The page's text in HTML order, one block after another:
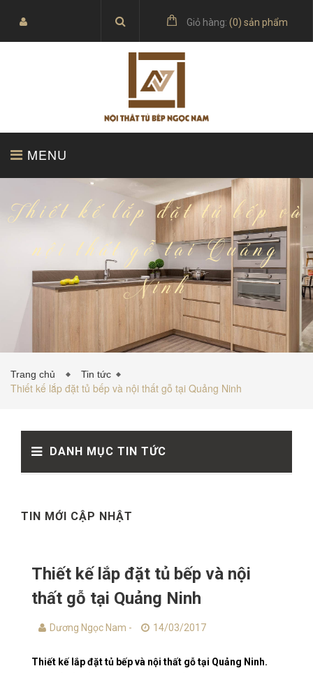
Giỏ hàng: (0) sản phẩm
MENU
SẢN PHẨM
BÁO GIÁ TỦ BẾP ACRYLIC
TỦ BẾP INOX
Thiết kế lắp đặt tủ bếp và
nội thất gỗ tại Quảng
Ninh
Trang chủ Tin tức
Thiết kế lắp đặt tủ bếp và nội thất gỗ tại Quảng Ninh
DANH MỤC TIN TỨC
TIN MỚI CẬP NHẬT
Thiết kế lắp đặt tủ bếp và nội
thất gỗ tại Quảng Ninh
Dương Ngọc Nam - 14/03/2017
Thiết kế lắp đặt tủ bếp và nội thất gỗ tại Quảng Ninh.